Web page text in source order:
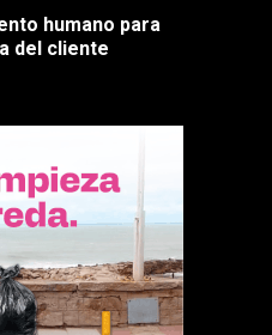
humano para
del cliente